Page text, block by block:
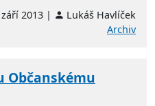
2013 |
Lukáš Havlíček
Archiv
Občanskému